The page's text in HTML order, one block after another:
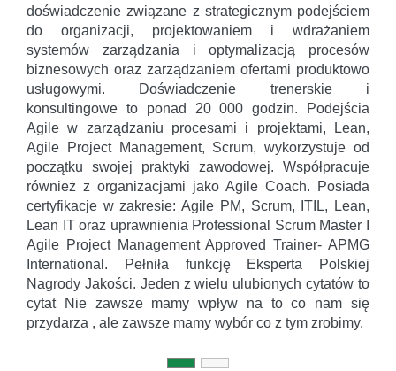
doświadczenie związane z strategicznym podejściem
do organizacji, projektowaniem i wdrażaniem
systemów zarządzania i optymalizacją procesów
biznesowych oraz zarządzaniem ofertami produktowo
usługowymi. Doświadczenie trenerskie i
konsultingowe to ponad 20 000 godzin. Podejścia
Agile w zarządzaniu procesami i projektami, Lean,
Agile Project Management, Scrum, wykorzystuje od
początku swojej praktyki zawodowej. Współpracuje
również z organizacjami jako Agile Coach. Posiada
certyfikacje w zakresie: Agile PM, Scrum, ITIL, Lean,
Lean IT oraz uprawnienia Professional Scrum Master I
Agile Project Management Approved Trainer- APMG
International. Pełniła funkcję Eksperta Polskiej
Nagrody Jakości. Jeden z wielu ulubionych cytatów to
cytat Nie zawsze mamy wpływ na to co nam się
przydarza , ale zawsze mamy wybór co z tym zrobimy.